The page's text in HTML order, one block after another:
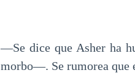
—Se dice que Asher ha
morbo—. Se rumorea que